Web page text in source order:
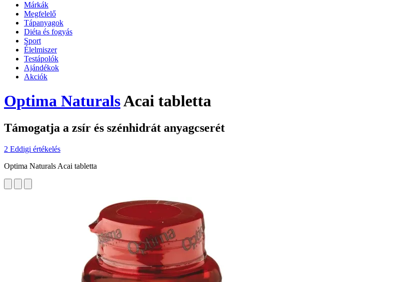
Márkák
Megfelelő
Tápanyagok
Diéta és fogyás
Sport
Élelmiszer
Testápolók
Ajándékok
Akciók
Optima NaturalsAcai tabletta
Támogatja a zsír és szénhidrát anyagcserét
2 Eddigi értékelés
Optima Naturals Acai tabletta